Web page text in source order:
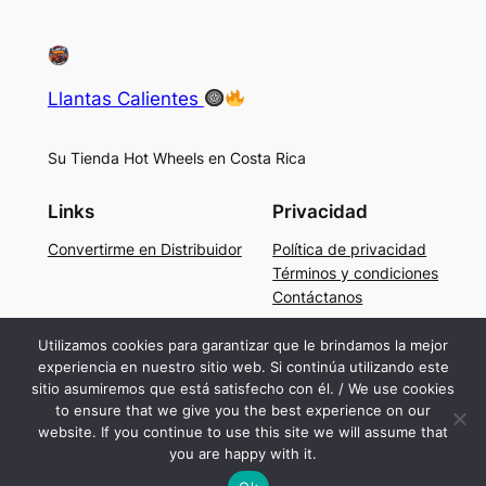
Llantas Calientes
Su Tienda Hot Wheels en Costa Rica
Links
Convertirme en Distribuidor
Privacidad
Política de privacidad
Términos y condiciones
Contáctanos
Social
Facebook
Instagram
TikTok
Utilizamos cookies para garantizar que le brindamos la mejor
experiencia en nuestro sitio web. Si continúa utilizando este
sitio asumiremos que está satisfecho con él. / We use cookies
to ensure that we give you the best experience on our
website. If you continue to use this site we will assume that
you are happy with it.